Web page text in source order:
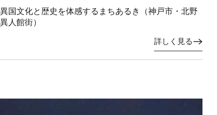
異国文化と歴史を体感するまちあるき（神戸市・北野
異人館街）
詳しく見る